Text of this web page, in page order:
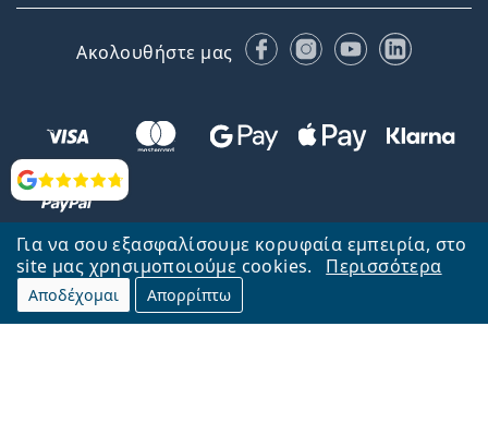
Για να σου εξασφαλίσουμε κορυφαία εμπειρία, στο
site μας χρησιμοποιούμε cookies.
Περισσότερα
Αποδέχομαι Απορρίπτω
Αξιολογήσεις
Ακολουθήστε μας FacebookInstagram
YouTubeLinkedIn
Επιστροφή στην αρχική σελίδα
Στην κορυφή